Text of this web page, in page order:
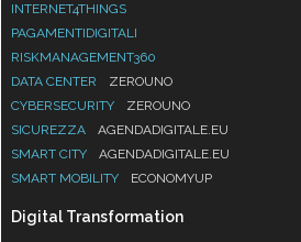
INTERNET4THINGS
PAGAMENTIDIGITALI
RISKMANAGEMENT360
DATA CENTER
ZEROUNO
CYBERSECURITY
ZEROUNO
SICUREZZA
AGENDADIGITALE.EU
SMART CITY
AGENDADIGITALE.EU
SMART MOBILITY
ECONOMYUP
Digital Transformation